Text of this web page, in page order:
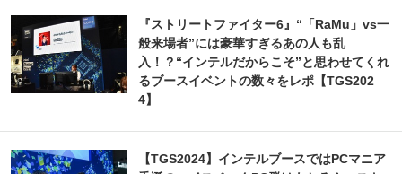
『ストリートファイター6』“「RaMu」vs一
般来場者”には豪華すぎるあの人も乱
入！？“インテルだからこそ”と思わせてくれ
るブースイベントの数々をレポ【TGS202
4】
【TGS2024】インテルブースではPCマニア